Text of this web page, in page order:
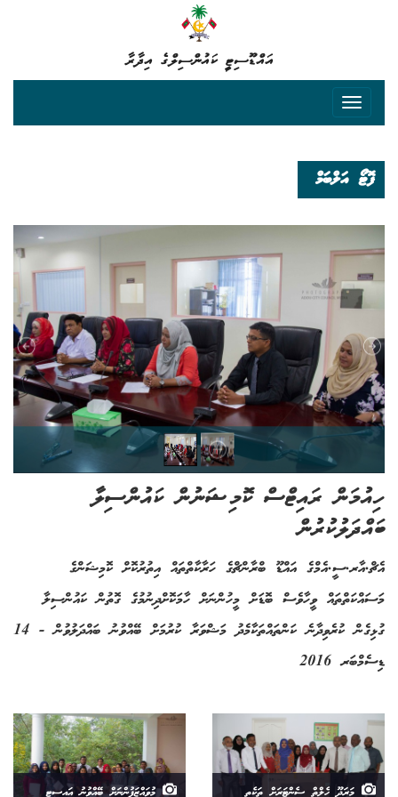
އައްޑޫސިޓީ ކައުންސިލްގެ އިދާރާ
ފޮޓޯ އަލްބަމް
ހިއުމަން ރައިޓްސް ކޮމިޝަނުން ކައުންސިލާ
ބައްދަލުކުރުން
އެޗް.އާރ.ސީ.އެމްގެ އައްޑޫ ބްރާންޗްގެ ހަރާކާތްތައް އިތުރުކޮށް ކޮމިޝަންގެ
މަސައްކަތްތައް ވީހާވެސް ބޮޑަށް މީހުންނަށް ހާމަކޮށްދިނުމުގެ ގޮތުން ކައުންސިލާ
ގުޅިގެން ކުރެވިދާނެ ކަންތައްތަކާމެދު މަޝްވަރާ ކުރުމަށް ބޭއްވުނު ބައްދަލުވުން - 14
ޑިސެމްބަރ 2016
މަރަދޫ ހެލްތް ސެންޓަރަށް ތަކެތި މުވައްޒަފުންނަށް ބޭއްވުނު އައިސީޓީ